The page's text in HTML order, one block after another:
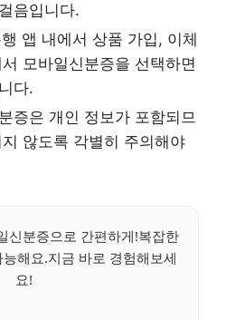
음입니다.
앱 내에서 상품 가입, 이체
모바일신분증을 선택하면
다.
증은 개인 정보가 포함되므
않도록 각별히 주의해야
신분증으로 간편하게!복잡한
해요.지금 바로 경험해보세
요!